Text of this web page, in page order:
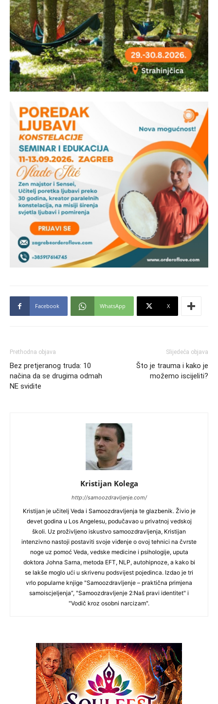
Facebook WhatsApp X
Prethodna objava
Bez pretjeranog truda: 10
načina da se drugima odmah
NE svidite
Slijedeća objava
Što je trauma i kako je
možemo iscijeliti?
Kristijan Kolega
http://samoozdravljenje.com/
Kristijan je učitelj Veda i Samoozdravljenja te glazbenik. Živio je
devet godina u Los Angelesu, podučavao u privatnoj vedskoj
školi. Uz proživljeno iskustvo samoozdravljenja, Kristijan
intenzivno nastoji postaviti svoje viđenje o ovoj tehnici na čvrste
noge uz pomoć Veda, vedske medicine i psihologije, uputa
doktora Johna Sarna, metoda EFT, NLP, autohipnoze, a kako bi
se lakše moglo ući u skrivenu podsvijest pojedinca. Izdao je tri
vrlo popularne knjige "Samoozdravljenje – praktična primjena
samoiscjeljenja”, "Samoozdravljenje 2:Naš pravi identitet" i
"Vodič kroz osobni narcizam".